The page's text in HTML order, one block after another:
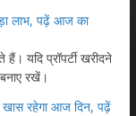
लाभ, पढ़ें आज का
यदि प्रॉपर्टी खरीदने
रखें।
रहेगा आज दिन, पढ़ें